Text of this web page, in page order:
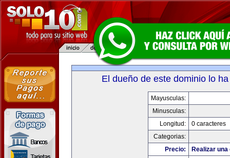
El dueño de este dominio lo
Mayusculas:
Minusculas:
Longitud:
0 caracteres
Categorias:
Precio:
Realizar